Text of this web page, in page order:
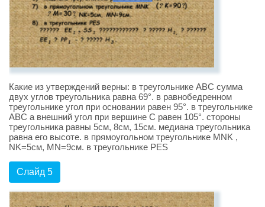
Какие из утверждений верны: в треугольнике ABC сумма
двух углов треугольника равна 69°. в равнобедренном
треугольнике угол при основании равен 95°. в треугольнике
ABC а внешний угол при вершине C равен 105°. стороны
треугольника равны 5см, 8см, 15см. медиана треугольника
равна его высоте. в прямоугольном треугольнике MNK ,
NK=5см, MN=9см. в треугольнике PES
Слайд 5